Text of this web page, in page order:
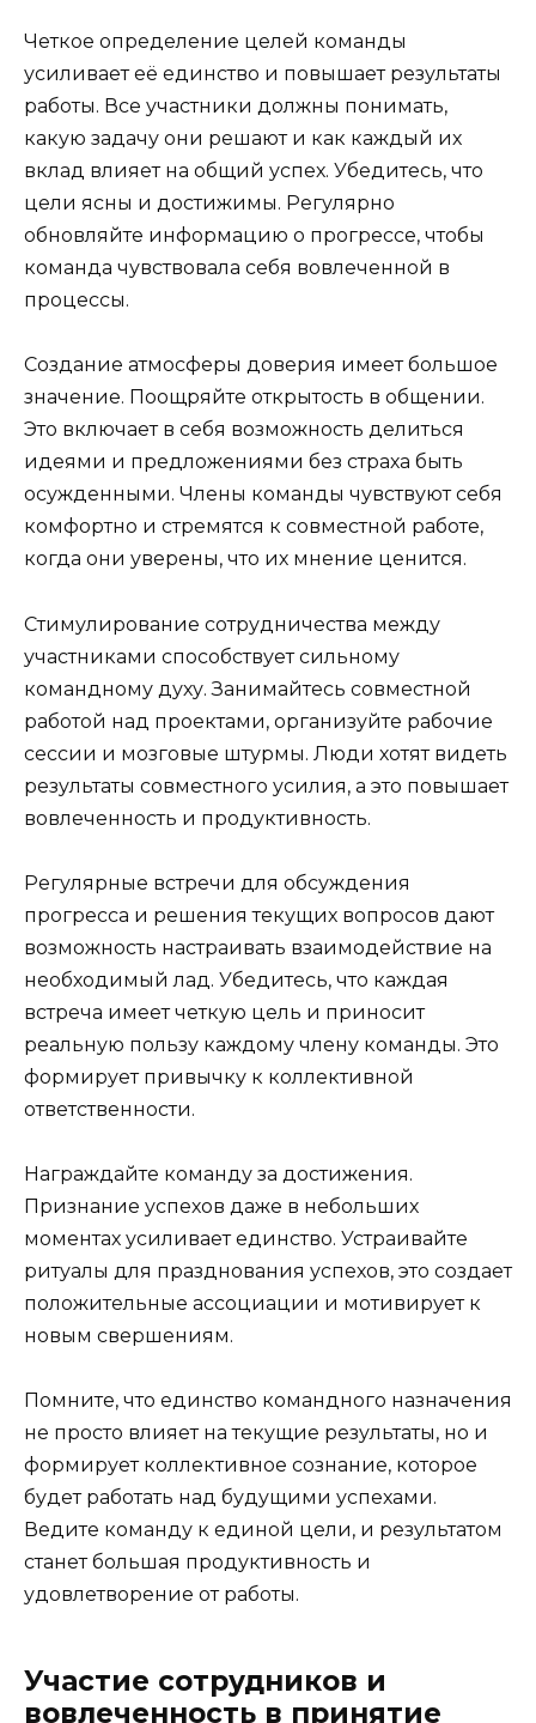
Четкое определение целей команды
усиливает её единство и повышает результаты
работы. Все участники должны понимать,
какую задачу они решают и как каждый их
вклад влияет на общий успех. Убедитесь, что
цели ясны и достижимы. Регулярно
обновляйте информацию о прогрессе, чтобы
команда чувствовала себя вовлеченной в
процессы.
Создание атмосферы доверия имеет большое
значение. Поощряйте открытость в общении.
Это включает в себя возможность делиться
идеями и предложениями без страха быть
осужденными. Члены команды чувствуют себя
комфортно и стремятся к совместной работе,
когда они уверены, что их мнение ценится.
Стимулирование сотрудничества между
участниками способствует сильному
командному духу. Занимайтесь совместной
работой над проектами, организуйте рабочие
сессии и мозговые штурмы. Люди хотят видеть
результаты совместного усилия, а это повышает
вовлеченность и продуктивность.
Регулярные встречи для обсуждения
прогресса и решения текущих вопросов дают
возможность настраивать взаимодействие на
необходимый лад. Убедитесь, что каждая
встреча имеет четкую цель и приносит
реальную пользу каждому члену команды. Это
формирует привычку к коллективной
ответственности.
Награждайте команду за достижения.
Признание успехов даже в небольших
моментах усиливает единство. Устраивайте
ритуалы для празднования успехов, это создает
положительные ассоциации и мотивирует к
новым свершениям.
Помните, что единство командного назначения
не просто влияет на текущие результаты, но и
формирует коллективное сознание, которое
будет работать над будущими успехами.
Ведите команду к единой цели, и результатом
станет большая продуктивность и
удовлетворение от работы.
Участие сотрудников и
вовлеченность в принятие